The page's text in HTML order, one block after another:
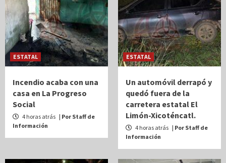
ESTATAL
Incendio acaba con una
casa en La Progreso
Social
4 horas atrás | Por Staff de
Información
ESTATAL
Un automóvil derrapó y
quedó fuera de la
carretera estatal El
Limón-Xicoténcatl.
4 horas atrás | Por Staff de
Información